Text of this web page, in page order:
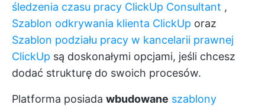
śledzenia czasu pracy ClickUp Consultant ,
Szablon odkrywania klienta ClickUp oraz
Szablon podziału pracy w kancelarii prawnej
ClickUp są doskonałymi opcjami, jeśli chcesz
dodać strukturę do swoich procesów.
Platforma posiada wbudowane szablony